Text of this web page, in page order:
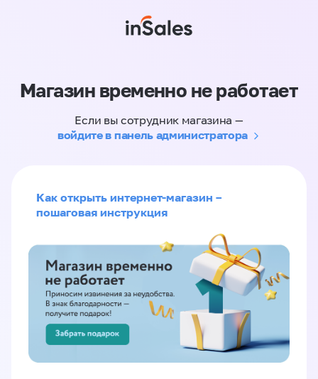
Магазин временно не работает
Если вы сотрудник магазина —
войдите в панель администратора
Как открыть интернет-магазин –
пошаговая инструкция